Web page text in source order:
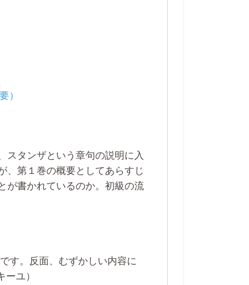
スタンザという章句の説明に入
、第１巻の概要としてあらすじ
が書かれているのか。初級の流
す。反面、むずかしい内容に
ーユ）